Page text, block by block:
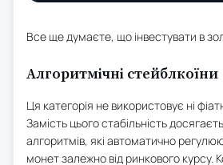
Все ще думаєте, що інвестувати в
Алгоритмічні стейблкоїни
Ця категорія не використовує ні
Замість цього стабільність
алгоритмів, які автоматично
монет залежно від ринкового курсу.